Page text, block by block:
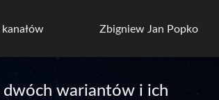
kanałów Zbigniew Jan Popko
dwóch wariantów i ich